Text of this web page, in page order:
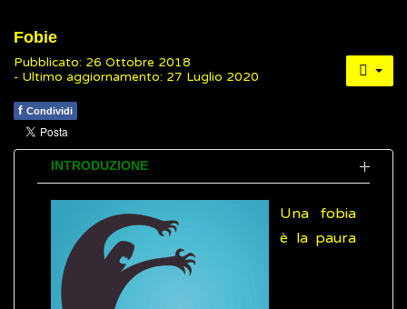
Fobie
Pubblicato: 26 Ottobre 2018
- Ultimo aggiornamento: 27 Luglio 2020
f Condividi
INTRODUZIONE
Una fobia
è la paura